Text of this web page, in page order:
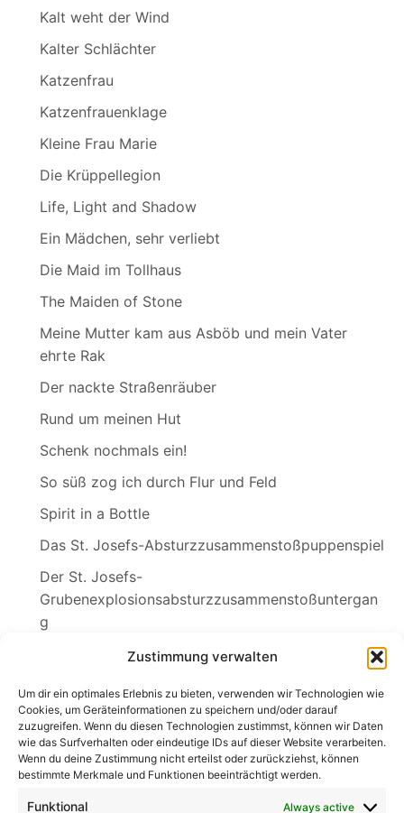
Zustimmung verwalten
Um dir ein optimales Erlebnis zu bieten, verwenden wir Technologien wie
Cookies, um Geräteinformationen zu speichern und/oder darauf
zuzugreifen. Wenn du diesen Technologien zustimmst, können wir Daten
wie das Surfverhalten oder eindeutige IDs auf dieser Website verarbeiten.
Wenn du deine Zustimmung nicht erteilst oder zurückziehst, können
bestimmte Merkmale und Funktionen beeinträchtigt werden.
Funktional Always active
Kalt weht der Wind
Kalter Schlächter
Katzenfrau
Katzenfrauenklage
Kleine Frau Marie
Die Krüppellegion
Life, Light and Shadow
Ein Mädchen, sehr verliebt
Die Maid im Tollhaus
The Maiden of Stone
Meine Mutter kam aus Asböb und mein Vater
ehrte Rak
Der nackte Straßenräuber
Rund um meinen Hut
Schenk nochmals ein!
So süß zog ich durch Flur und Feld
Spirit in a Bottle
Das St. Josefs-Absturzzusammenstoßpuppenspiel
Der St. Josefs-
Grubenexplosionsabsturzzusammenstoßuntergan
g
Search
Search